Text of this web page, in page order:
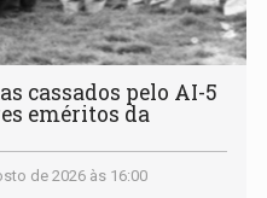
cassados pelo AI-5
eméritos da
de 2026 às 16:00